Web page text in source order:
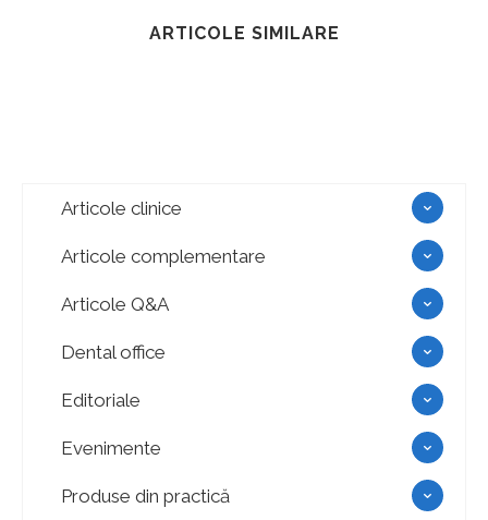
ARTICOLE SIMILARE
Articole clinice
Articole complementare
Articole Q&A
Dental office
Editoriale
Evenimente
Produse din practică